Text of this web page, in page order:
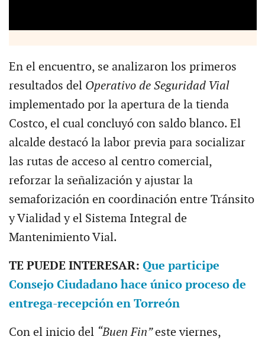
En el encuentro, se analizaron los primeros
resultados del Operativo de Seguridad Vial
implementado por la apertura de la tienda
Costco, el cual concluyó con saldo blanco. El
alcalde destacó la labor previa para socializar
las rutas de acceso al centro comercial,
reforzar la señalización y ajustar la
semaforización en coordinación entre Tránsito
y Vialidad y el Sistema Integral de
Mantenimiento Vial.
TE PUEDE INTERESAR: Que participe
Consejo Ciudadano hace único proceso de
entrega-recepción en Torreón
Con el inicio del “Buen Fin”este viernes,